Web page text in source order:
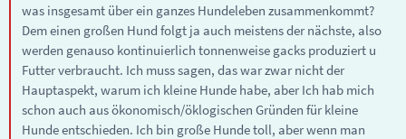
was insgesamt über ein ganzes Hundeleben zusammenkommt?
Dem einen großen Hund folgt ja auch meistens der nächste, also
werden genauso kontinuierlich tonnenweise gacks produziert u
Futter verbraucht. Ich muss sagen, das war zwar nicht der
Hauptaspekt, warum ich kleine Hunde habe, aber Ich hab mich
schon auch aus ökonomisch/öklogischen Gründen für kleine
Hunde entschieden. Ich bin große Hunde toll, aber wenn man